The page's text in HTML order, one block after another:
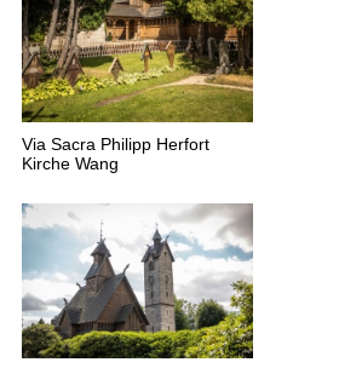
Via Sacra Philipp Herfort
Kirche Wang